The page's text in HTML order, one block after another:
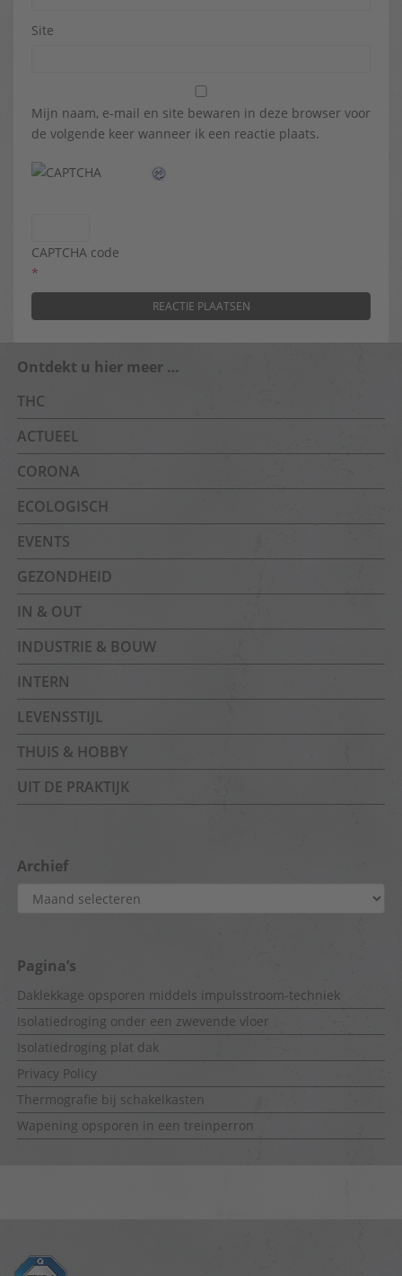
Site
Mijn naam, e-mail en site bewaren in deze browser voor
de volgende keer wanneer ik een reactie plaats.
CAPTCHA code
*
Ontdekt u hier meer …
THC
ACTUEEL
CORONA
ECOLOGISCH
EVENTS
GEZONDHEID
IN & OUT
INDUSTRIE & BOUW
INTERN
LEVENSSTIJL
THUIS & HOBBY
UIT DE PRAKTIJK
Archief
Archief
Pagina’s
Daklekkage opsporen middels impulsstroom-techniek
Isolatiedroging onder een zwevende vloer
Isolatiedroging plat dak
Privacy Policy
Thermografie bij schakelkasten
Wapening opsporen in een treinperron